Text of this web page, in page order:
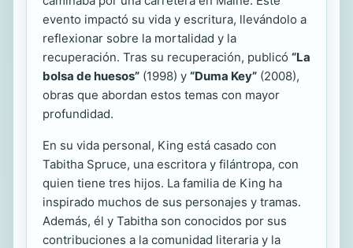
evento impactó su vida y escritura, llevándolo a
reflexionar sobre la mortalidad y la
recuperación. Tras su recuperación, publicó “La
bolsa de huesos” (1998) y “Duma Key” (2008),
obras que abordan estos temas con mayor
profundidad.
En su vida personal, King está casado con
Tabitha Spruce, una escritora y filántropa, con
quien tiene tres hijos. La familia de King ha
inspirado muchos de sus personajes y tramas.
Además, él y Tabitha son conocidos por sus
contribuciones a la comunidad literaria y la